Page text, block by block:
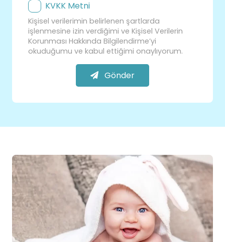
KVKK Metni
Kişisel verilerimin belirlenen şartlarda
işlenmesine izin verdiğimi ve Kişisel Verilerin
Korunması Hakkında Bilgilendirme’yi
okuduğumu ve kabul ettiğimi onaylıyorum.
Gönder